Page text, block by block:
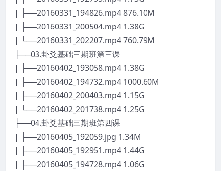
| ├──20160331_194826.mp4 876.10M
| ├──20160331_200504.mp4 1.38G
| └──20160331_202207.mp4 760.79M
├──03.卦爻基础三期班第三课
| ├──20160402_193058.mp4 1.38G
| ├──20160402_194732.mp4 1000.60M
| ├──20160402_200403.mp4 1.15G
| └──20160402_201738.mp4 1.25G
├──04.卦爻基础三期班第四课
| ├──20160405_192059.jpg 1.34M
| ├──20160405_192951.mp4 1.44G
| ├──20160405_194728.mp4 1.06G